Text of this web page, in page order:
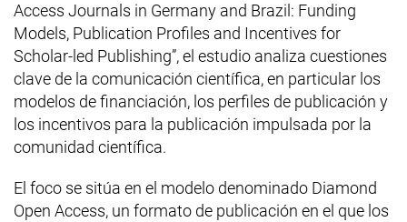
Access Journals in Germany and Brazil: Funding
Models, Publication Profiles and Incentives for
Scholar-led Publishing”, el estudio analiza cuestiones
clave de la comunicación científica, en particular los
modelos de financiación, los perfiles de publicación y
los incentivos para la publicación impulsada por la
comunidad científica.
El foco se sitúa en el modelo denominado Diamond
Open Access, un formato de publicación en el que los